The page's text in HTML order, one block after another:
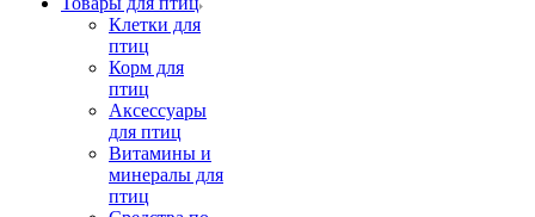
Клетки для
птиц
Корм для
птиц
Аксессуары
для птиц
Витамины и
минералы для
птиц